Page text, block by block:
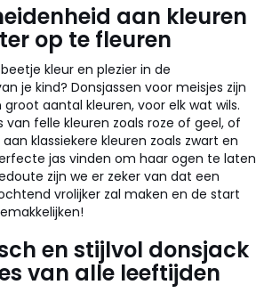
aan kleuren
op te fleuren
kleur en plezier in de
je kind? Donsjassen voor meisjes zijn
aantal kleuren, voor elk wat wils.
van felle kleuren zoals roze of geel, of
klassiekere kleuren zoals zwart en
jas vinden om haar ogen te laten
zijn we er zeker van dat een
vrolijker zal maken en de start
en stijlvol donsjack
van alle leeftijden